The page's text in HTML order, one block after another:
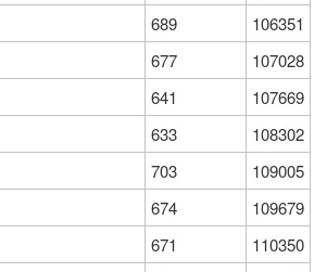
689
106351
677
107028
641
107669
633
108302
703
109005
674
109679
671
110350